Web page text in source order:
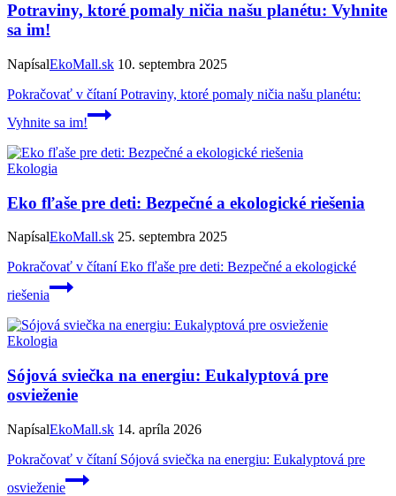
Potraviny, ktoré pomaly ničia našu planétu: Vyhnite
sa im!
NapísalEkoMall.sk 10. septembra 2025
Pokračovať v čítaníPotraviny, ktoré pomaly ničia našu planétu:
Vyhnite sa im!
Ekologia
Eko fľaše pre deti: Bezpečné a ekologické riešenia
NapísalEkoMall.sk 25. septembra 2025
Pokračovať v čítaníEko fľaše pre deti: Bezpečné a ekologické
riešenia
Ekologia
Sójová sviečka na energiu: Eukalyptová pre
osvieženie
NapísalEkoMall.sk 14. apríla 2026
Pokračovať v čítaníSójová sviečka na energiu: Eukalyptová pre
osvieženie